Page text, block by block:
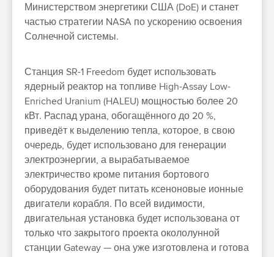
Министерством энергетики США (DoE) и станет
частью стратегии NASA по ускорению освоения
Солнечной системы.
Станция SR-1 Freedom будет использовать
ядерный реактор на топливе High-Assay Low-
Enriched Uranium (HALEU) мощностью более 20
кВт. Распад урана, обогащённого до 20 %,
приведёт к выделению тепла, которое, в свою
очередь, будет использовано для генерации
электроэнергии, а вырабатываемое
электричество кроме питания бортового
оборудования будет питать ксеноновые ионные
двигатели корабля. По всей видимости,
двигательная установка будет использована от
только что закрытого проекта окололунной
станции Gateway — она уже изготовлена и готова